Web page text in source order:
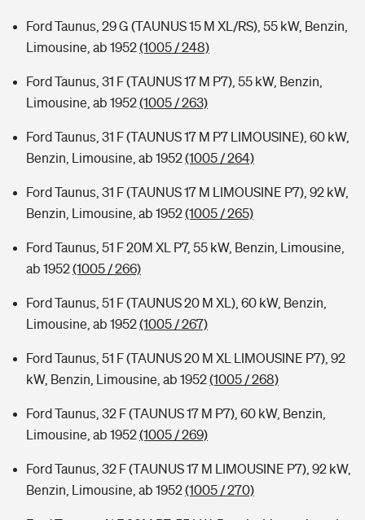
Ford Taunus, 29 G (TAUNUS 15 M XL/RS), 55 kW, Benzin,
Limousine, ab 1952(1005 / 248)
Ford Taunus, 31 F (TAUNUS 17 M P7), 55 kW, Benzin,
Limousine, ab 1952(1005 / 263)
Ford Taunus, 31 F (TAUNUS 17 M P7 LIMOUSINE), 60 kW,
Benzin, Limousine, ab 1952(1005 / 264)
Ford Taunus, 31 F (TAUNUS 17 M LIMOUSINE P7), 92 kW,
Benzin, Limousine, ab 1952(1005 / 265)
Ford Taunus, 51 F 20M XL P7, 55 kW, Benzin, Limousine,
ab 1952(1005 / 266)
Ford Taunus, 51 F (TAUNUS 20 M XL), 60 kW, Benzin,
Limousine, ab 1952(1005 / 267)
Ford Taunus, 51 F (TAUNUS 20 M XL LIMOUSINE P7), 92
kW, Benzin, Limousine, ab 1952(1005 / 268)
Ford Taunus, 32 F (TAUNUS 17 M P7), 60 kW, Benzin,
Limousine, ab 1952(1005 / 269)
Ford Taunus, 32 F (TAUNUS 17 M LIMOUSINE P7), 92 kW,
Benzin, Limousine, ab 1952(1005 / 270)